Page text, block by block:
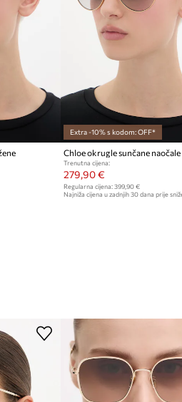
ID Proizvoda
Extra -10% s kodom: OFF*
Chloe okrugle sunčane naočale
Trenutna cijena:
279,90 €
Regularna cijena: 399,90 €
Najniža cijena u zadnjih 30 dana prije